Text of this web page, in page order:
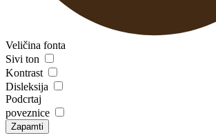
Veličina fonta
Sivi ton
Kontrast
Disleksija
Podcrtaj
poveznice
Zapamti